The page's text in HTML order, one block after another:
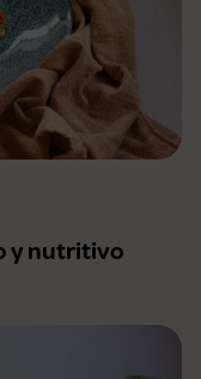
y nutritivo